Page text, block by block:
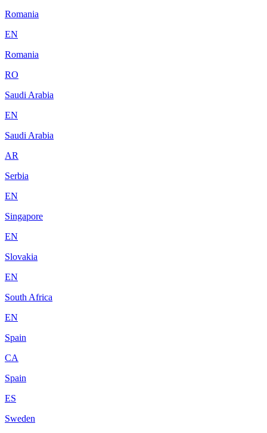
Romania
EN
Romania
RO
Saudi Arabia
EN
Saudi Arabia
AR
Serbia
EN
Singapore
EN
Slovakia
EN
South Africa
EN
Spain
CA
Spain
ES
Sweden